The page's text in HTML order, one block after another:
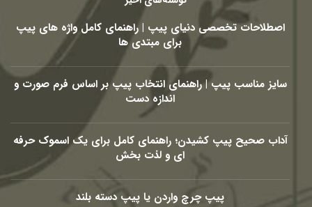
اصطلاحات تخصصی دنیای پیپ | راهنمای کامل واژه های پیپ
برای مبتدی ها
سایز مناسب پیپ | راهنمای انتخاب پیپ بر اساس فرم صورت و
اندازه دست
آداب صحیح پیپ کشیدن؛ راهنمای کامل برای یک اسموک حرفه
ای و لذت بخش
پیپ چرچ واردن یا پیپ دسته بلند